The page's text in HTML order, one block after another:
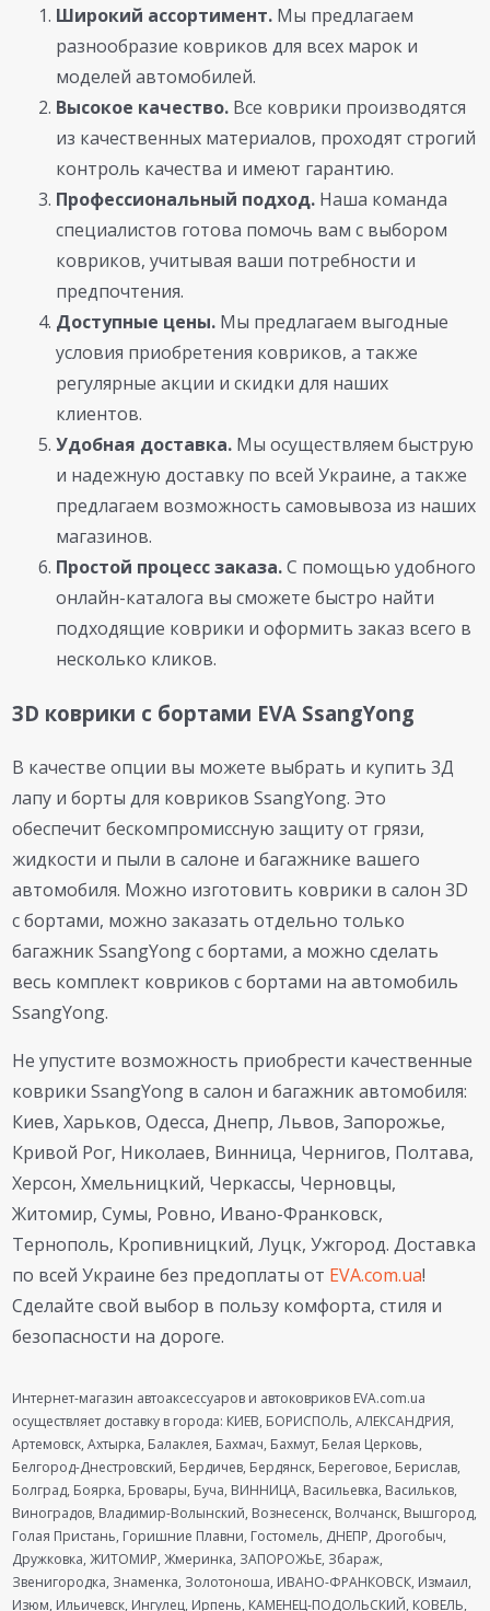
Широкий ассортимент. Мы предлагаем
разнообразие ковриков для всех марок и
моделей автомобилей.
Высокое качество. Все коврики производятся
из качественных материалов, проходят строгий
контроль качества и имеют гарантию.
Профессиональный подход. Наша команда
специалистов готова помочь вам с выбором
ковриков, учитывая ваши потребности и
предпочтения.
Доступные цены. Мы предлагаем выгодные
условия приобретения ковриков, а также
регулярные акции и скидки для наших
клиентов.
Удобная доставка. Мы осуществляем быструю
и надежную доставку по всей Украине, а также
предлагаем возможность самовывоза из наших
магазинов.
Простой процесс заказа.С помощью удобного
онлайн-каталога вы сможете быстро найти
подходящие коврики и оформить заказ всего в
несколько кликов.
3D коврики с бортами EVA SsangYong
В качестве опции вы можете выбрать и купить 3Д
лапу и борты для ковриков SsangYong. Это
обеспечит бескомпромиссную защиту от грязи,
жидкости и пыли в салоне и багажнике вашего
автомобиля. Можно изготовить коврики в салон 3D
с бортами, можно заказать отдельно только
багажник SsangYong с бортами, а можно сделать
весь комплект ковриков с бортами на автомобиль
SsangYong.
Не упустите возможность приобрести качественные
коврики SsangYong в салон и багажник автомобиля:
Киев, Харьков, Одесса, Днепр, Львов, Запорожье,
Кривой Рог, Николаев, Винница, Чернигов, Полтава,
Херсон, Хмельницкий, Черкассы, Черновцы,
Житомир, Сумы, Ровно, Ивано-Франковск,
Тернополь, Кропивницкий, Луцк, Ужгород. Доставка
по всей Украине без предоплаты от EVA.com.ua!
Сделайте свой выбор в пользу комфорта, стиля и
безопасности на дороге.
Интернет-магазин автоаксессуаров и автоковриков EVA.com.ua
осуществляет доставку в города: КИЕВ, БОРИСПОЛЬ, АЛЕКСАНДРИЯ,
Артемовск, Ахтырка, Балаклея, Бахмач, Бахмут, Белая Церковь,
Белгород-Днестровский, Бердичев, Бердянск, Береговое, Берислав,
Болград, Боярка, Бровары, Буча, ВИННИЦА, Васильевка, Васильков,
Виноградов, Владимир-Волынский, Вознесенск, Волчанск, Вышгород,
Голая Пристань, Горишние Плавни, Гостомель, ДНЕПР, Дрогобыч,
Дружковка, ЖИТОМИР, Жмеринка, ЗАПОРОЖЬЕ, Збараж,
Звенигородка, Знаменка, Золотоноша, ИВАНО-ФРАНКОВСК, Измаил,
Изюм, Ильичевск, Ингулец, Ирпень, КАМЕНЕЦ-ПОДОЛЬСКИЙ, КОВЕЛЬ,